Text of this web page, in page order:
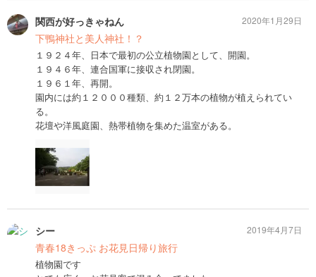
関西が好っきゃねん
下鴨神社と美人神社！？
１９２４年、日本で最初の公立植物園として、開園。
１９４６年、連合国軍に接収され閉園。
１９６１年、再開。
園内には約１２０００種類、約１２万本の植物が植えられてい
る。
花壇や洋風庭園、熱帯植物を集めた温室がある。
2020年1月29日
シー
青春18きっぷ お花見日帰り旅行
植物園です
2019年4月7日